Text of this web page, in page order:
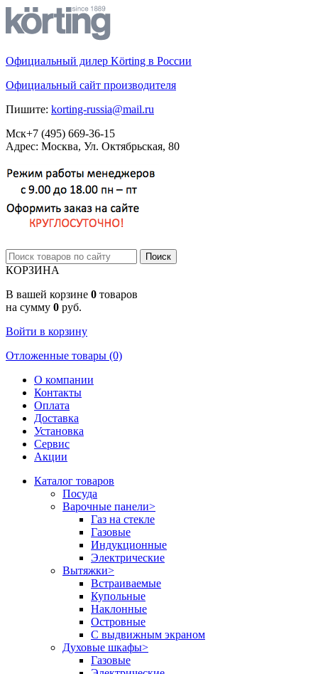
Официальный дилер Körting в России
Официальный сайт производителя
Пишите: korting-russia@mail.ru
Мск+7 (495) 669-36-15
Адрес: Москва, Ул. Октябрьская, 80
КОРЗИНА
В вашей корзине 0 товаров
на сумму 0 руб.
Войти в корзину
Отложенные товары (0)
О компании
Контакты
Оплата
Доставка
Установка
Сервис
Акции
Каталог товаров
Посуда
Варочные панели>
Газ на стекле
Газовые
Индукционные
Электрические
Вытяжки>
Встраиваемые
Купольные
Наклонные
Островные
С выдвижным экраном
Духовые шкафы>
Газовые